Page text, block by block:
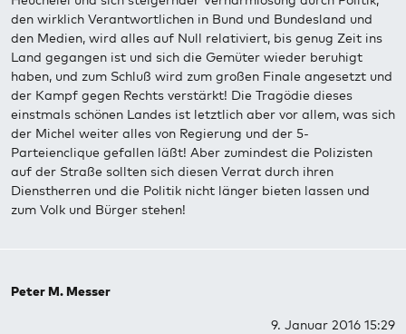
den wirklich Verantwortlichen in Bund und Bundesland und
den Medien, wird alles auf Null relativiert, bis genug Zeit ins
Land gegangen ist und sich die Gemüter wieder beruhigt
haben, und zum Schluß wird zum großen Finale angesetzt und
der Kampf gegen Rechts verstärkt! Die Tragödie dieses
einstmals schönen Landes ist letztlich aber vor allem, was sich
der Michel weiter alles von Regierung und der 5-
Parteienclique gefallen läßt! Aber zumindest die Polizisten
auf der Straße sollten sich diesen Verrat durch ihren
Dienstherren und die Politik nicht länger bieten lassen und
zum Volk und Bürger stehen!
Peter M. Messer
9. Januar 2016 15:29